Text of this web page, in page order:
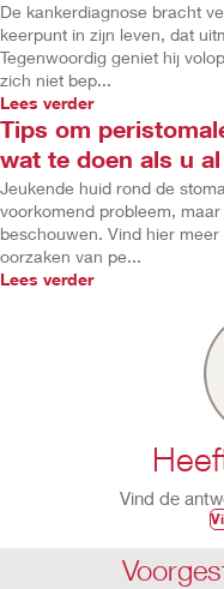
De kankerdiagnose bracht
keerpunt in zijn leven, dat
Tegenwoordig geniet hij
zich niet bep...
Lees verder
Tips om
wat te doen als u
Jeukende huid rond de
voorkomend probleem,
beschouwen. Vind hier
oorzaken van pe...
Lees verder
Vind de